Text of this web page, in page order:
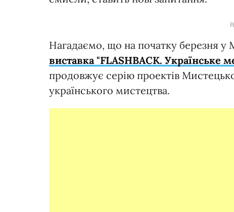
Нагадаємо, що на початку березня у
виставка "FLASHBACK. Українське
продовжує серію проектів
українського мистецтва.